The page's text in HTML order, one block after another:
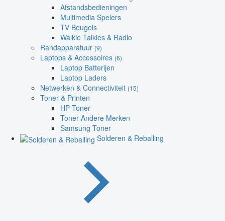
Afstandsbedieningen
Multimedia Spelers
TV Beugels
Walkie Talkies & Radio
Randapparatuur (9)
Laptops & Accessoires (6)
Laptop Batterijen
Laptop Laders
Netwerken & Connectiviteit (15)
Toner & Printen
HP Toner
Toner Andere Merken
Samsung Toner
Solderen & Reballing